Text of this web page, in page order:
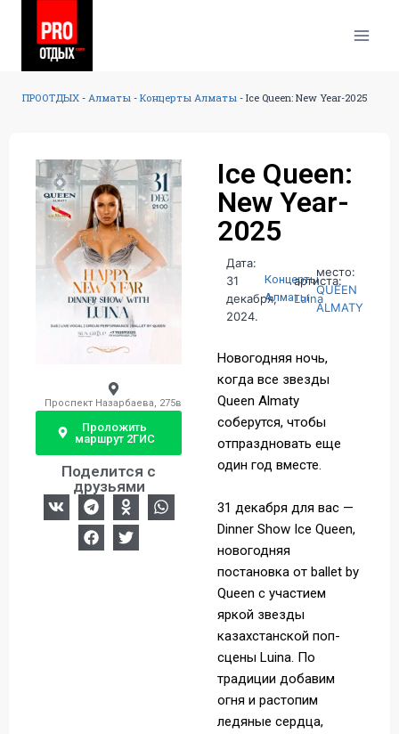
ПРООТДЫХ - Алматы - Концерты Алматы - Ice Queen: New Year-2025
Проспект Назарбаева, 275в
Проложить
маршрут 2ГИС
Поделится с
друзьями
Ice Queen:
New Year-
2025
Дата:
31
декабря,
2024.
Концерты
Алматы
артиста:
Luina
место:
QUEEN
ALMATY
Новогодняя ночь,
когда все звезды
Queen Almaty
соберутся, чтобы
отпраздновать еще
один год вместе.
31 декабря для вас —
Dinner Show Ice Queen,
новогодняя
постановка от ballet by
Queen с участием
яркой звезды
казахстанской поп-
сцены Luina. По
традиции добавим
огня и растопим
ледяные сердца,